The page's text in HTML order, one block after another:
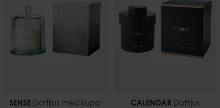
SENSE Doftljus med kupa
CALENDARDoftljus